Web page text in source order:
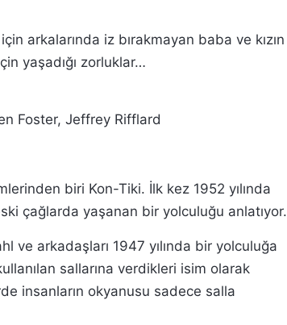
arkalarında iz bırakmayan baba ve kızın
yaşadığı zorluklar…
Foster, Jeffrey Rifflard
biri Kon-Tiki. İlk kez 1952 yılında
çağlarda yaşanan bir yolculuğu anlatıyor.
ve arkadaşları 1947 yılında bir yolculuğa
sallarına verdikleri isim olarak
insanların okyanusu sadece salla